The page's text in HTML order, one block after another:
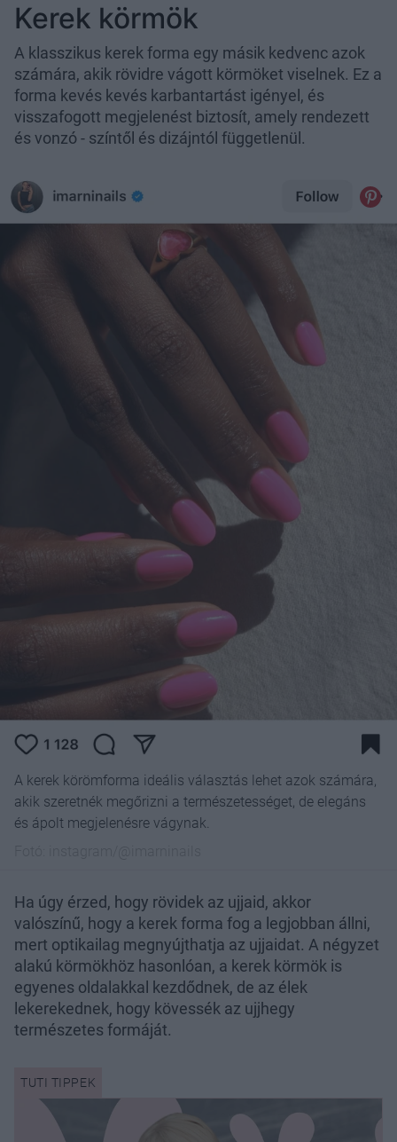
Kerek körmök
A klasszikus kerek forma egy másik kedvenc azok
számára, akik rövidre vágott körmöket viselnek. Ez a
forma kevés kevés karbantartást igényel, és
visszafogott megjelenést biztosít, amely rendezett
és vonzó - színtől és dizájntól függetlenül.
A kerek körömforma ideális választás lehet azok számára,
akik szeretnék megőrizni a természetességet, de elegáns
és ápolt megjelenésre vágynak.
Ha úgy érzed, hogy rövidek az ujjaid, akkor
valószínű, hogy a kerek forma fog a legjobban állni,
mert optikailag megnyújthatja az ujjaidat. A négyzet
alakú körmökhöz hasonlóan, a kerek körmök is
egyenes oldalakkal kezdődnek, de az élek
lekerekednek, hogy kövessék az ujjhegy
természetes formáját.